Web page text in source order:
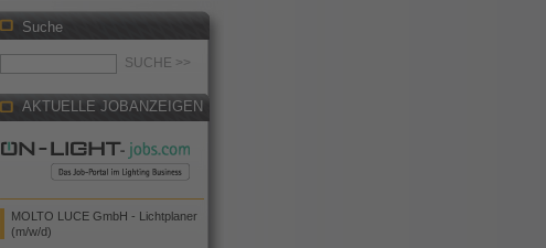
Suche
AKTUELLE JOBANZEIGEN
MOLTO LUCE GmbH - Lichtplaner
(m/w/d)